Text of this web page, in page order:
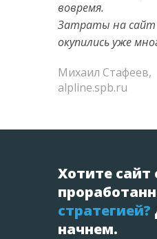
вовремя.
Затраты на сайт
окупились уже
Михаил Стафеев,
alpline.spb.ru
Хотите сайт
стратегией?
начнем.